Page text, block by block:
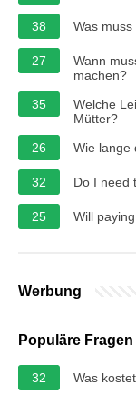
38 Was
27
Wann
machen?
35
Welche
Mütter?
26
Wie lange
32 Do I need
25 Will
Werbung
Populäre Fragen
32 Was